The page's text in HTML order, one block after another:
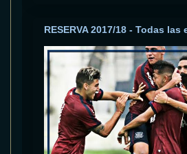
RESERVA 2017/18 - Todas